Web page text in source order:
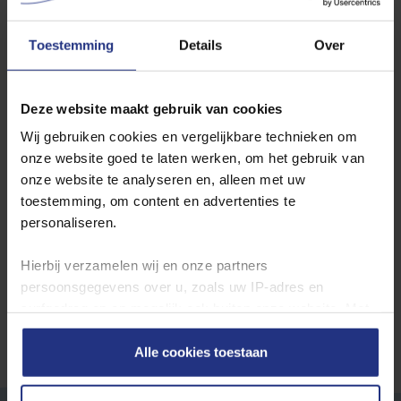
Toestemming Details Over
Deze website maakt gebruik van cookies
Wij gebruiken cookies en vergelijkbare technieken om
onze website goed te laten werken, om het gebruik van
onze website te analyseren en, alleen met uw
toestemming, om content en advertenties te
personaliseren.
Hierbij verzamelen wij en onze partners
persoonsgegevens over u, zoals uw IP‑adres en
deze gegevens kunnen wij een profiel van u opbouwen
zodat wij onze content en communicatie kunnen
afstemmen op uw voorkeuren. Partners kunnen deze
Alle cookies toestaan
Eindhoven
productielocatie.
Waterkwaliteit in andere plaatsen
Locatie